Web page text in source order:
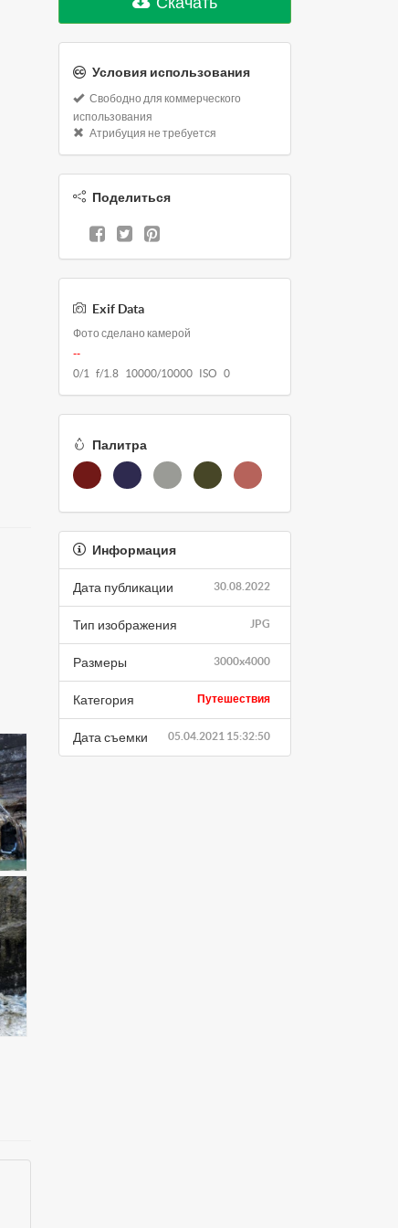
Условия использования
Свободно для коммерческого
использования
Атрибуция не требуется
Поделиться
Exif Data
Фото сделано камерой
--
0/1 f/1.8 10000/10000 ISO 0
Палитра
Информация
30.08.2022
Дата публикации
JPG
Тип изображения
3000x4000
Размеры
Путешествия
Категория
05.04.2021 15:32:50
Дата съемки